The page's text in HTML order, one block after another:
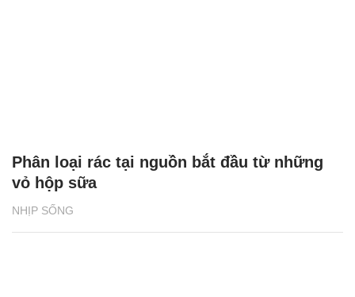
NHỊP SỐNG
Phân loại rác tại nguồn bắt đầu từ những
vỏ hộp sữa